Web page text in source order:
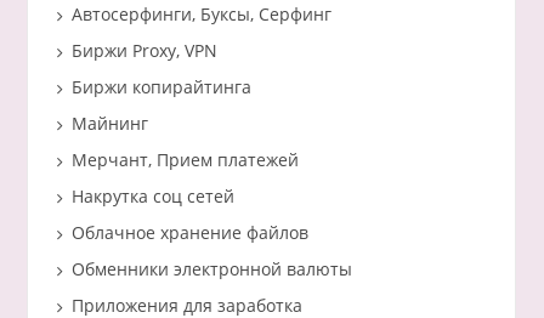
Автосерфинги, Буксы, Серфинг
Биржи Proxy, VPN
Биржи копирайтинга
Майнинг
Мерчант, Прием платежей
Накрутка соц сетей
Облачное хранение файлов
Обменники электронной валюты
Приложения для заработка